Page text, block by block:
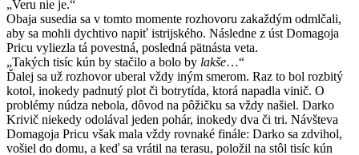
„Veru nie je.“
Obaja susedia sa v tomto momente rozhovoru zakaždým odmlčali,
aby sa mohli dychtivo napiť istrijského. Následne z úst Domagoja
Pricu vyliezla tá povestná, posledná pätnásta veta.
„Takých tisíc kún by stačilo a bolo by lakše…“
Ďalej sa už rozhovor uberal vždy iným smerom. Raz to bol rozbitý
kotol, inokedy padnutý plot či botrytída, ktorá napadla vinič. O
problémy núdza nebola, dôvod na pôžičku sa vždy našiel. Darko
Krivič niekedy odolával jeden pohár, inokedy dva či tri. Návšteva
Domagoja Pricu však mala vždy rovnaké finále: Darko sa zdvihol,
vošiel do domu, a keď sa vrátil na terasu, položil na stôl tisíc kún